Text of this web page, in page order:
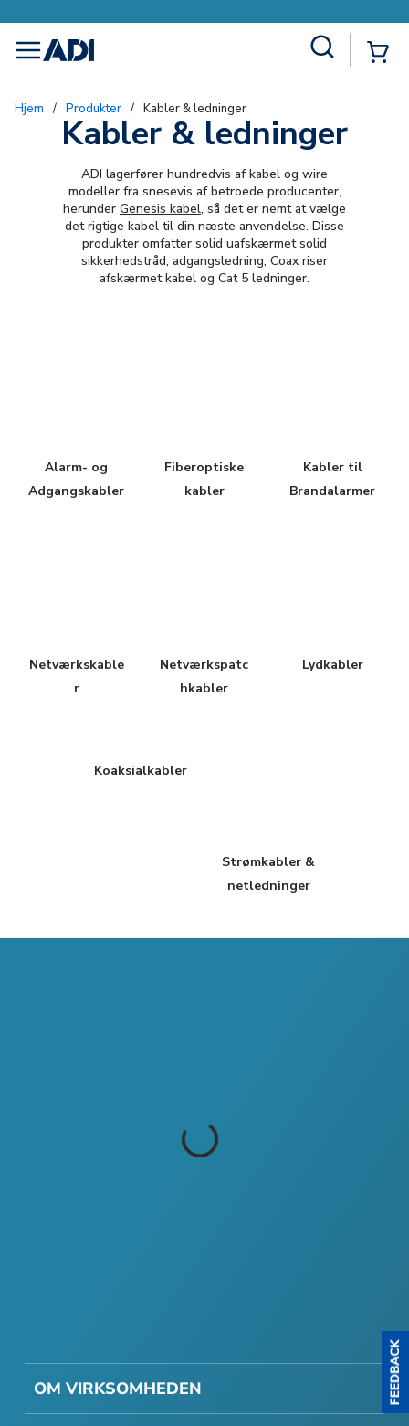
menu
Hjem / Produkter / Kabler & ledninger
Kabler & ledninger
ADI lagerfører hundredvis af kabel og wire
modeller fra snesevis af betroede producenter,
herunder Genesis kabel, så det er nemt at vælge
det rigtige kabel til din næste anvendelse. Disse
produkter omfatter solid uafskærmet solid
sikkerhedstråd, adgangsledning, Coax riser
afskærmet kabel og Cat 5 ledninger.
Alarm- og
Adgangskabler
Fiberoptiske
kabler
Kabler til
Brandalarmer
Netværkskable
r
Netværkspatc
hkabler
Lydkabler
Koaksialkabler
Strømkabler &
netledninger
OM VIRKSOMHEDEN